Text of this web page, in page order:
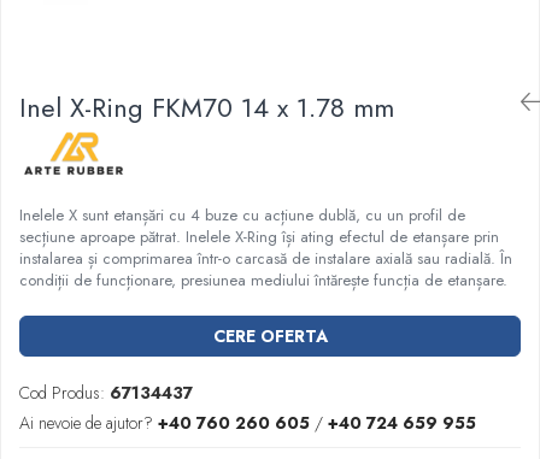
Pentru etansari cu gauri de trecere a
prezoanelor (full face) conform DIN
86071
Pentru flanse plate cu umar (RF) conform
DIN 2690
Inel X-Ring FKM70 14 x 1.78 mm
Inelele X sunt etanșări cu 4 buze cu acțiune dublă, cu un profil de
secțiune aproape pătrat. Inelele X-Ring își ating efectul de etanșare prin
instalarea și comprimarea într-o carcasă de instalare axială sau radială. În
condiții de funcționare, presiunea mediului întărește funcția de etanșare.
CERE OFERTA
Cod Produs: 67134437
Ai nevoie de ajutor? +40 760 260 605 / +40 724 659 955